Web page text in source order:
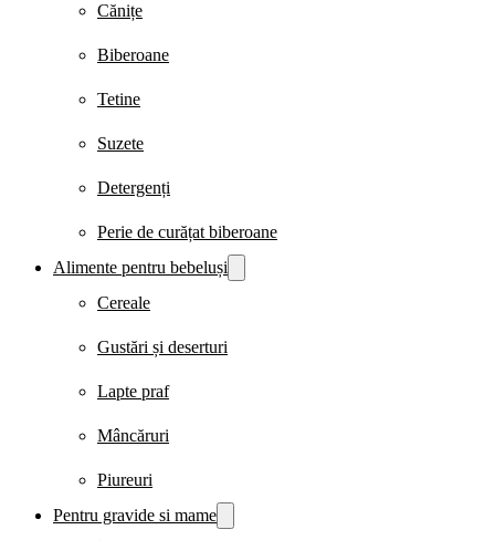
Cănițe
Biberoane
Tetine
Suzete
Detergenți
Perie de curățat biberoane
Alimente pentru bebeluși
Cereale
Gustări și deserturi
Lapte praf
Mâncăruri
Piureuri
Pentru gravide si mame